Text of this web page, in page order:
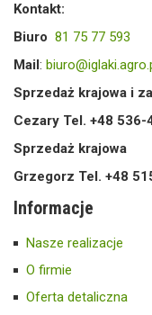
Kontakt:
Biuro 81 75 77 593
Mail :
Sprzedaż krajowa i
Cezary Tel. +48 536-
Sprzedaż krajowa
Grzegorz Tel. +48
Informacje
Nasze realizacje
O firmie
Oferta detaliczna